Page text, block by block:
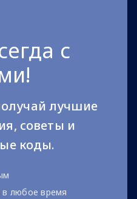
с
лучшие
советы и
коды.
в любое время